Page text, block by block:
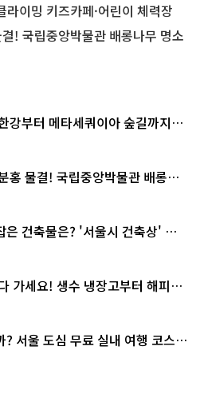
이밍 키즈카페·어린이 체력장
! 국립중앙박물관 배롱나무 명소
강부터 메타세쿼이아 숲길까지…
홍 물결! 국립중앙박물관 배롱나
은 건축물은? '서울시 건축상' 수
가세요! 생수 냉장고부터 해피소
? 서울 도심 무료 실내 여행 코스